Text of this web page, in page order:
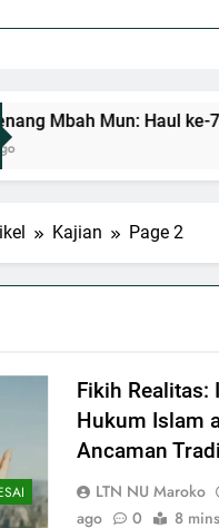
Mbah Mun: Haul ke-7
Kajian Page 2
Fikih Realitas:
Hukum Islam
Ancaman
LTN NU Maroko
ago
0 8 mins